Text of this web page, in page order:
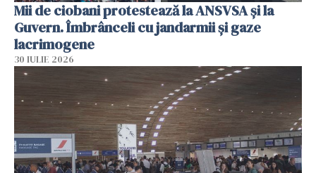
Mii de ciobani protestează la ANSVSA și la
Guvern. Îmbrânceli cu jandarmii și gaze
lacrimogene
30 IULIE 2026